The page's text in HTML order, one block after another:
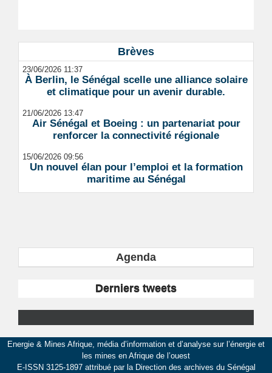
Brèves
23/06/2026 11:37
À Berlin, le Sénégal scelle une alliance solaire
et climatique pour un avenir durable.
21/06/2026 13:47
Air Sénégal et Boeing : un partenariat pour
renforcer la connectivité régionale
15/06/2026 09:56
Un nouvel élan pour l’emploi et la formation
maritime au Sénégal
Agenda
Derniers tweets
Energie & Mines Afrique, média d’information et d’analyse sur l’énergie et
les mines en Afrique de l’ouest
E-ISSN 3125-1897 attribué par la Direction des archives du Sénégal